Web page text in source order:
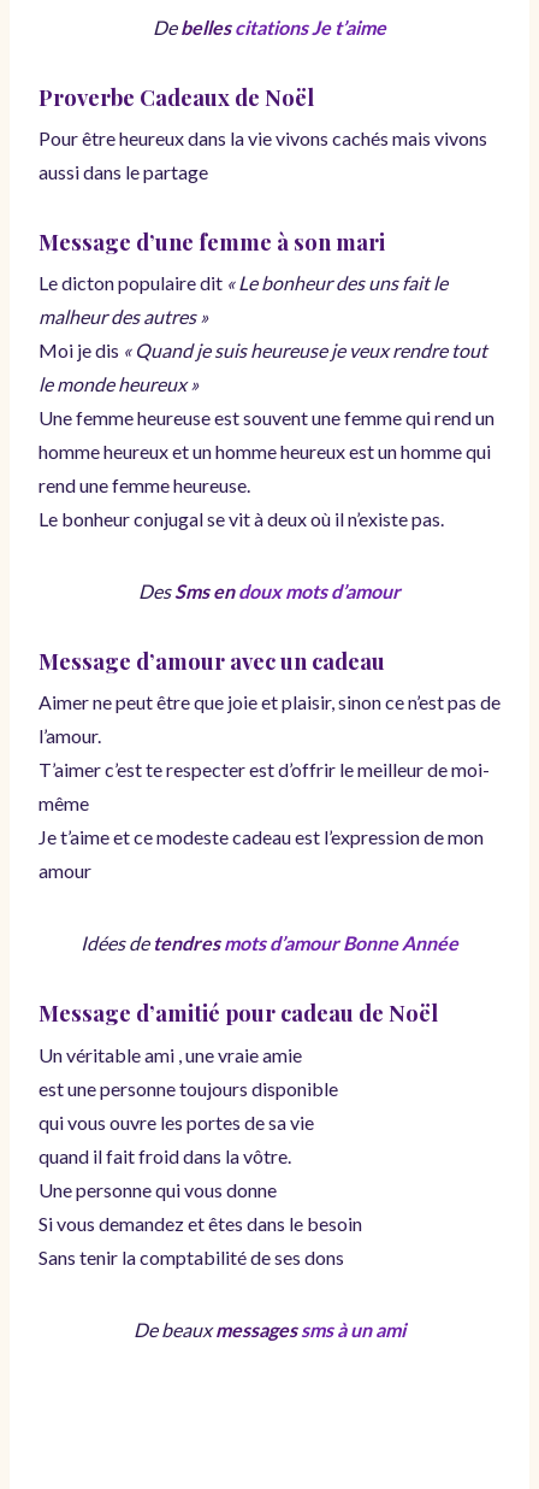
Debellescitations Je t’aime
Proverbe Cadeaux de Noël
Pour être heureux dans la vie vivons cachés mais vivons
aussi dans le partage
Message d’une femme à son mari
Le dicton populaire dit « Le bonheur des uns fait le
malheur des autres »
Moi je dis « Quand je suis heureuse je veux rendre tout
le monde heureux »
Une femme heureuse est souvent une femme qui rend un
homme heureux et un homme heureux est un homme qui
rend une femme heureuse.
Le bonheur conjugal se vit à deux où il n’existe pas.
DesSms endoux mots d’amour
Message d’amour avec un cadeau
Aimer ne peut être que joie et plaisir, sinon ce n’est pas de
l’amour.
T’aimer c’est te respecter est d’offrir le meilleur de moi-
même
Je t’aime et ce modeste cadeau est l’expression de mon
amour
Idées de tendresmots d’amour Bonne Année
Message d’amitié pour cadeau de Noël
Un véritable ami , une vraie amie
est une personne toujours disponible
qui vous ouvre les portes de sa vie
quand il fait froid dans la vôtre.
Une personne qui vous donne
Si vous demandez et êtes dans le besoin
Sans tenir la comptabilité de ses dons
De beauxmessages sms à un ami